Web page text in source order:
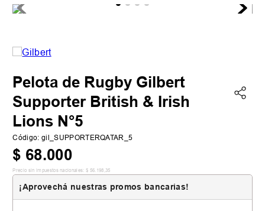
Pelota de Rugby Gilbert
Supporter British & Irish
Lions N°5
Código: gil_SUPPORTERQATAR_5
$ 68.000
Precio sin impuestos nacionales: $ 56. 198 ,35
¡Aprovechá nuestras promos bancarias!